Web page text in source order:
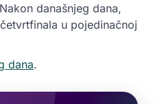
današnjeg dana,
u pojedinačnoj
dana.